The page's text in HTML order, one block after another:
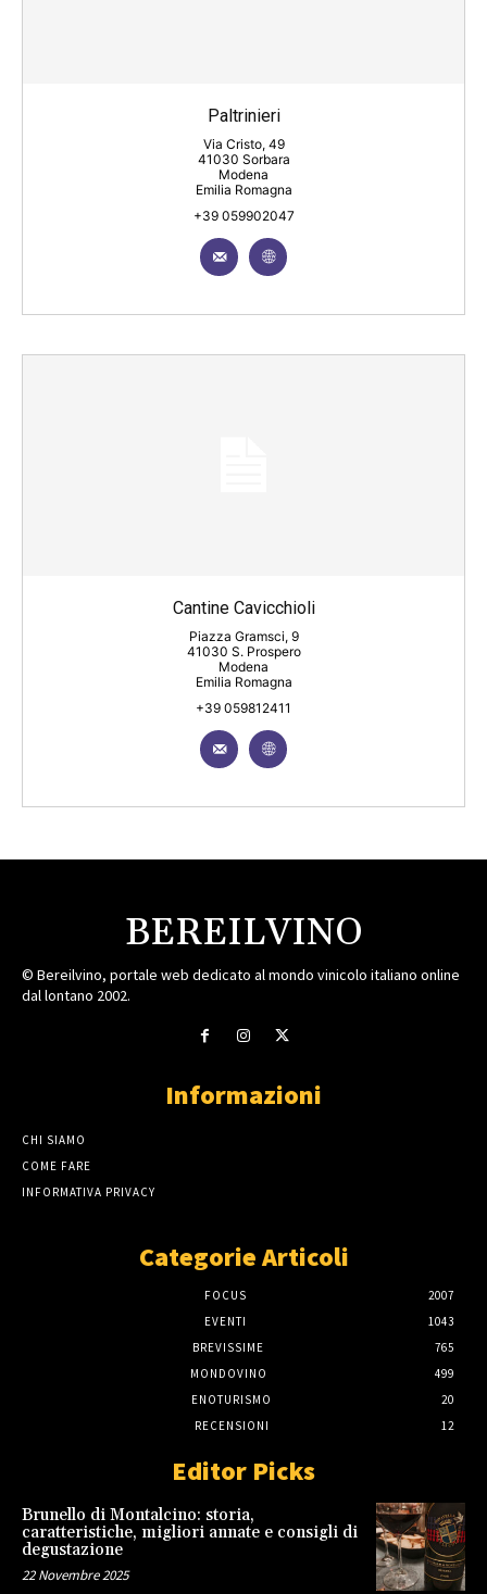
Paltrinieri
Via Cristo, 49
41030 Sorbara
Modena
Emilia Romagna
+39 059902047
Cantine Cavicchioli
Piazza Gramsci, 9
41030 S. Prospero
Modena
Emilia Romagna
+39 059812411
BEREILVINO
© Bereilvino, portale web dedicato al mondo vinicolo italiano online
dal lontano 2002.
Informazioni
CHI SIAMO
COME FARE
INFORMATIVA PRIVACY
Categorie Articoli
FOCUS
2007
EVENTI
1043
BREVISSIME
765
MONDOVINO
499
ENOTURISMO
20
RECENSIONI
12
Editor Picks
Brunello di Montalcino: storia,
caratteristiche, migliori annate e consigli di
degustazione
22 Novembre 2025